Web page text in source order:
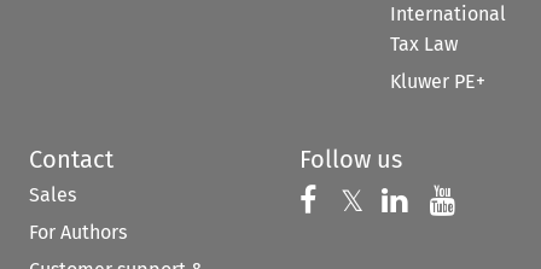
International
Tax Law
Kluwer PE+
Contact
Sales
For Authors
Follow us
Follow us on
𝕏 Follow us on
Follow us